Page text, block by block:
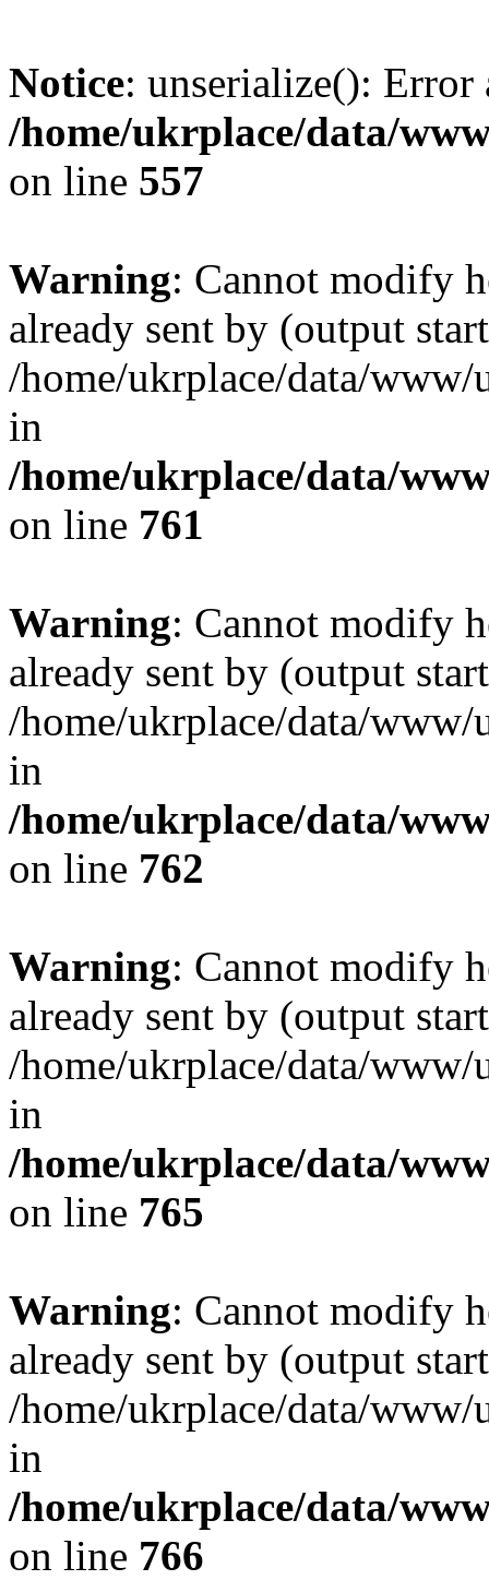
Notice: unserialize():
/home/ukrplace/data/
on line 557
Warning: Cannot modify
already sent by (output
/home/ukrplace/data/
in
/home/ukrplace/data/
on line 761
Warning: Cannot modify
already sent by (output
/home/ukrplace/data/
in
/home/ukrplace/data/
on line 762
Warning: Cannot modify
already sent by (output
/home/ukrplace/data/
in
/home/ukrplace/data/
on line 765
Warning: Cannot modify
already sent by (output
/home/ukrplace/data/
in
/home/ukrplace/data/
on line 766